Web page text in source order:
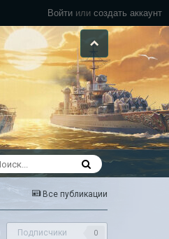
Войти или создать аккаунт
Все публикации
Подписчики 0